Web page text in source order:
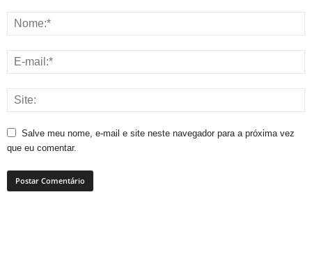
Salve meu nome, e-mail e site neste navegador para a próxima vez
que eu comentar.